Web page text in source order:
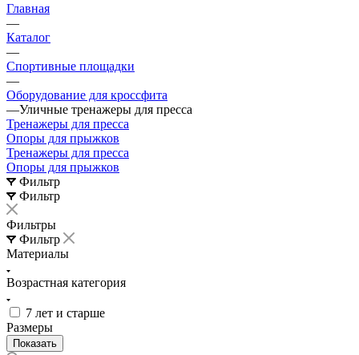
Главная
—
Каталог
—
Спортивные площадки
—
Оборудование для кроссфита
—Уличные тренажеры для пресса
Тренажеры для пресса
Опоры для прыжков
Тренажеры для пресса
Опоры для прыжков
Фильтр
Фильтр
Фильтры
Фильтр
Материалы
Возрастная категория
7 лет и старше
Размеры